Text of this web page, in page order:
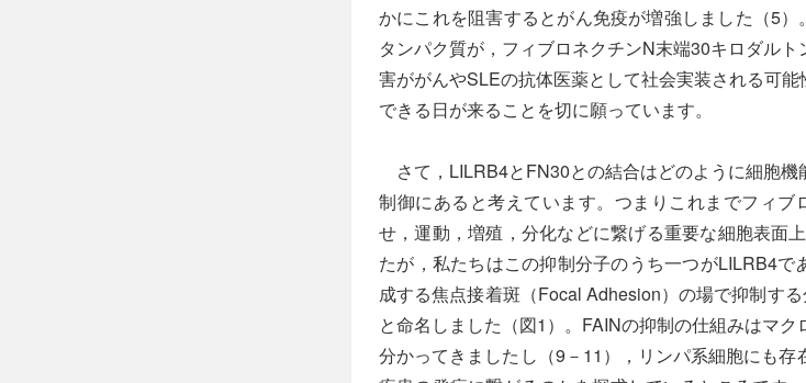
かにこれを阻害するとがん免疫が増強しました（5
タンパク質が，フィブロネクチンN末端30キロダル
害ががんやSLEの抗体医薬として社会実装される可
できる日が来ることを切に願っています。
さて，LILRB4とFN30との結合はどのように細胞
制御にあると考えています。つまりこれまでフィ
せ，運動，増殖，分化などに繋げる重要な細胞表面
たが，私たちはこの抑制分子のうち一つがLILRB4
成する焦点接着斑（Focal Adhesion）の場で抑制す
と命名しました（図1）。FAINの抑制の仕組みはマ
分かってきましたし（9－11），リンパ系細胞にも